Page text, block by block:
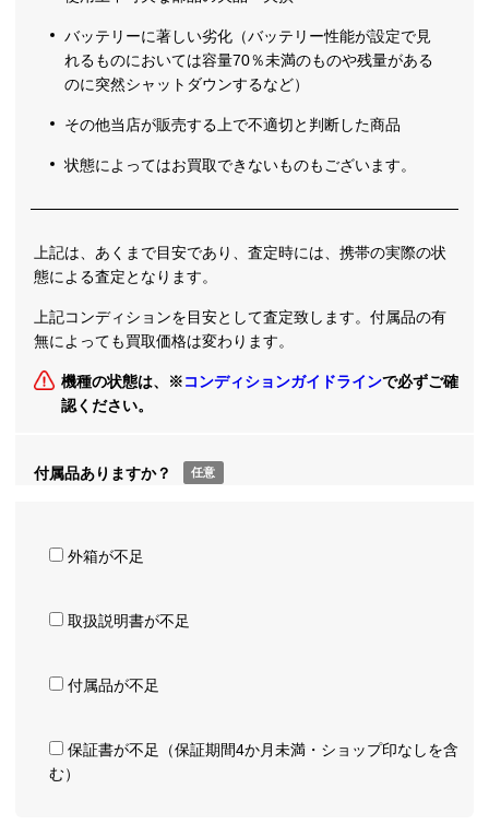
バッテリーに著しい劣化（バッテリー性能が設定で見
れるものにおいては容量70％未満のものや残量がある
のに突然シャットダウンするなど）
その他当店が販売する上で不適切と判断した商品
状態によってはお買取できないものもございます。
上記は、あくまで目安であり、査定時には、携帯の実際の状
態による査定となります。
上記コンディションを目安として査定致します。付属品の有
無によっても買取価格は変わります。
機種の状態は、※コンディションガイドラインで必ずご確
認ください。
付属品ありますか？ 任意
外箱が不足
取扱説明書が不足
付属品が不足
保証書が不足（保証期間4か月未満・ショップ印なしを含
む）